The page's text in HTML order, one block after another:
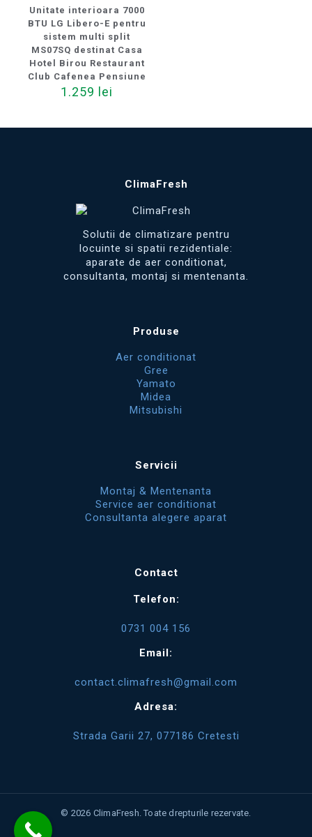
Unitate interioara 7000
BTU LG Libero-E pentru
sistem multi split
MS07SQ destinat Casa
Hotel Birou Restaurant
Club Cafenea Pensiune
1.259 lei
ClimaFresh
Solutii de climatizare pentru
locuinte si spatii rezidentiale:
aparate de aer conditionat,
consultanta, montaj si mentenanta.
Produse
Aer conditionat
Gree
Yamato
Midea
Mitsubishi
Servicii
Montaj & Mentenanta
Service aer conditionat
Consultanta alegere aparat
Contact
Telefon:
0731 004 156
Email:
contact.climafresh@gmail.com
Adresa:
Strada Garii 27, 077186 Cretesti